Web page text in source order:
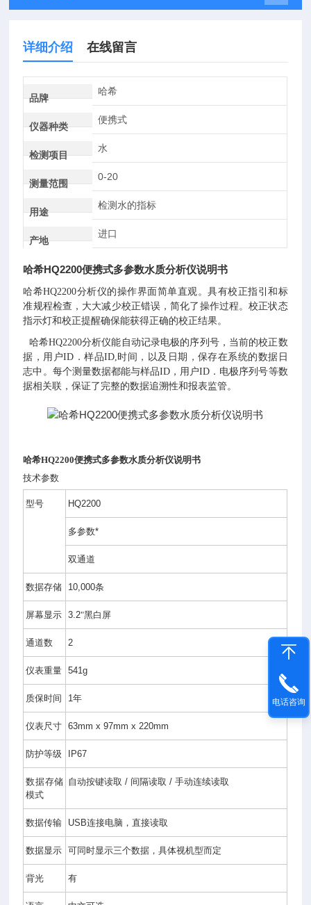
详细介绍 在线留言
品牌
哈希
仪器种类
便携式
检测项目
水
测量范围
0-20
用途
检测水的指标
产地
进口
哈希HQ2200便携式多参数水质分析仪说明书
哈希HQ2200分析仪的操作界面简单直观。具有校正指引和标
准规程检查，大大减少校正错误，简化了操作过程。校正状态
指示灯和校正提醒确保能获得正确的校正结果。
哈希HQ2200分析仪能自动记录电极的序列号，当前的校正数
据，用户ID ．样品ID,时间，以及日期，保存在系统的数据日
志中。每个测量数据都能与样品ID ，用户ID ．电极序列号等数
据相关联，保证了完整的数据追溯性和报表监管。
哈希HQ2200便携式多参数水质分析仪说明书
技术参数
型号 HQ2200
多参数*
双通道
数据存储 10,000条
屏幕显示 3.2"黑白屏
通道数 2
仪表重量 541g
质保时间 1年
仪表尺寸 63mm x 97mm x 220mm
防护等级 IP67
数据存储
模式
自动按键读取 / 间隔读取 /手动连续读取
数据传输 USB连接电脑，直接读取
数据显示 可同时显示三个数据，具体视机型而定
背光 有
5.
8
2
0
0
电话咨询